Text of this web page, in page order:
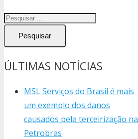
Pesquisar
ÚLTIMAS NOTÍCIAS
MSL Serviços do Brasil é mais
um exemplo dos danos
causados pela terceirização na
Petrobras